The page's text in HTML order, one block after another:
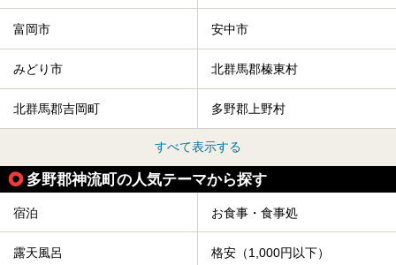
富岡市 安中市
みどり市 北群馬郡榛東村
北群馬郡吉岡町 多野郡上野村
すべて表示する
多野郡神流町の人気テーマから探す
宿泊 お食事・食事処
露天風呂 格安（1,000円以下）